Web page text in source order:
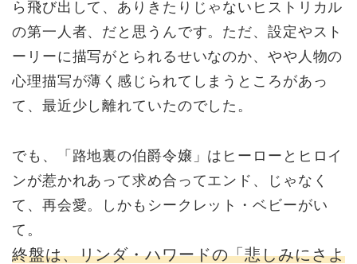
ら飛び出して、ありきたりじゃないヒストリカル
の第一人者、だと思うんです。ただ、設定やスト
ーリーに描写がとられるせいなのか、やや人物の
心理描写が薄く感じられてしまうところがあっ
て、最近少し離れていたのでした。
でも、「路地裏の伯爵令嬢」はヒーローとヒロイ
ンが惹かれあって求め合ってエンド、じゃなく
て、再会愛。しかもシークレット・ベビーがい
て。
終盤は、リンダ・ハワードの「悲しみにさよ